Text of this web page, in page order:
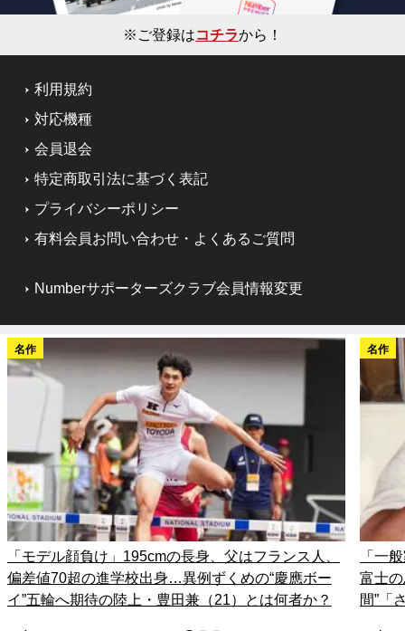
※ご登録はコチラから！
利用規約
対応機種
会員退会
特定商取引法に基づく表記
プライバシーポリシー
有料会員お問い合わせ・よくあるご質問
Numberサポーターズクラブ会員情報変更
名作
「モデル顔負け」195cmの長身、父はフランス人、
偏差値70超の進学校出身…異例ずくめの“慶應ボー
イ”五輪へ期待の陸上・豊田兼（21）とは何者か？
名作
「一
富士
間”「